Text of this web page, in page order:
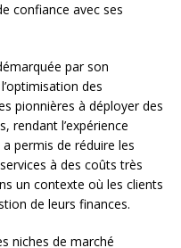
confiance avec ses
par son
des
pionnières à déployer des
rendant l’expérience
permis de réduire les
à des coûts très
un contexte où les clients
de leurs finances.
niches de marché